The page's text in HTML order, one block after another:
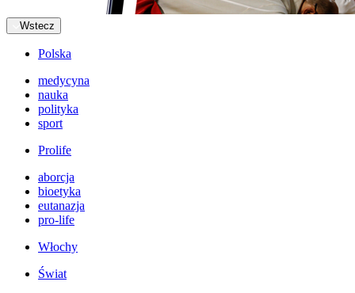
Wstecz
Polska
medycyna
nauka
polityka
sport
Prolife
aborcja
bioetyka
eutanazja
pro-life
Włochy
Świat